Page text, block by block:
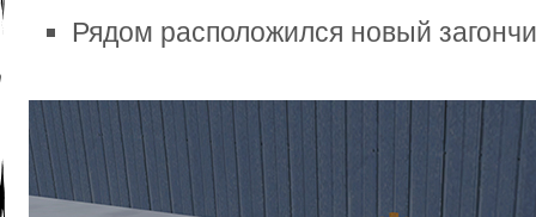
Рядом расположился новый